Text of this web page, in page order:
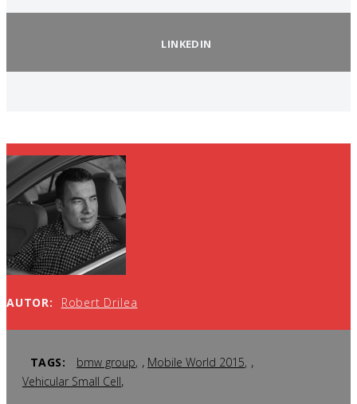
LINKEDIN
AUTOR: Robert Drilea
TAGS: bmw group , Mobile World 2015 ,
Vehicular Small Cell,